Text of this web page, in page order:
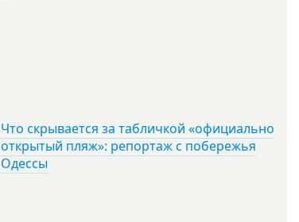
Что скрывается за табличкой «официально
открытый пляж»: репортаж с побережья
Одессы